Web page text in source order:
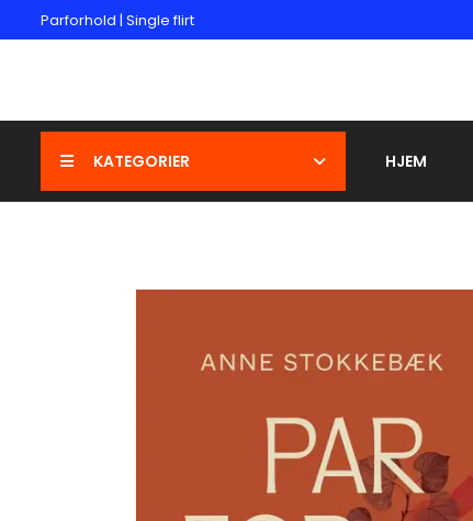
Parforhold | Single flirt
KATEGORIER HJEM